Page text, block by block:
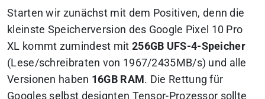
Starten wir zunächst mit dem Positiven, denn die
kleinste Speicherversion des Google Pixel 10 Pro
XL kommt zumindest mit 256GB UFS-4-Speicher
(Lese/schreibraten von 1967/2435MB/s) und alle
Versionen haben 16GB RAM. Die Rettung für
Googles selbst designten Tensor-Prozessor sollte